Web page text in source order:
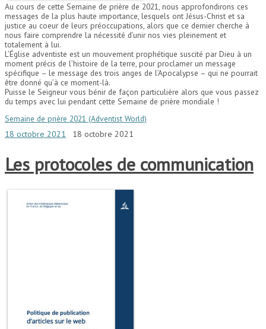
Au cours de cette Semaine de prière de 2021, nous approfondirons ces
messages de la plus haute importance, lesquels ont Jésus-Christ et sa
justice au coeur de leurs préoccupations, alors que ce dernier cherche à
nous faire comprendre la nécessité d’unir nos vies pleinement et
totalement à lui.
L’Église adventiste est un mouvement prophétique suscité par Dieu à un
moment précis de l’histoire de la terre, pour proclamer un message
spécifique – le message des trois anges de l’Apocalypse – qui ne pourrait
être donné qu’à ce moment-là.
Puisse le Seigneur vous bénir de façon particulière alors que vous passez
du temps avec lui pendant cette Semaine de prière mondiale !
Semaine de prière 2021 (Adventist World)
18 octobre 2021
18 octobre 2021
Les protocoles de communication